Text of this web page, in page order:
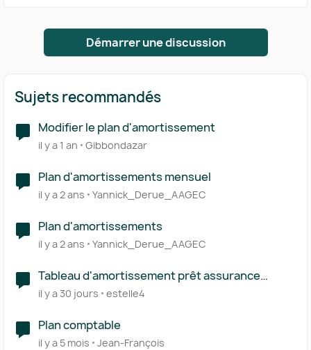
Démarrer une discussion
Sujets recommandés
Modifier le plan d'amortissement
il y a 1 an Gibbondazar
Plan d'amortissements mensuel
il y a 2 ans Yannick_Derue_AAGEC
Plan d'amortissements
il y a 2 ans Yannick_Derue_AAGEC
Tableau d'amortissement prêt assurance
variable
il y a 30 jours estelle4
Plan comptable
il y a 5 mois Jean-François